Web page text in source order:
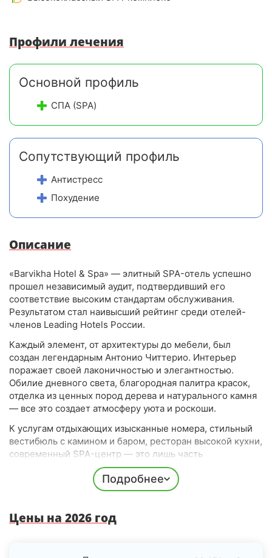
Профили лечения
Основной профиль
СПА (SPA)
Сопутствующий профиль
Антистресс
Похудение
Описание
«Barvikha Hotel & Spa» — элитный SPA-отель успешно
прошел независимый аудит, подтвердивший его
соответствие высоким стандартам обслуживания.
Результатом стал наивысший рейтинг среди отелей-
членов Leading Hotels России.
Каждый элемент, от архитектуры до мебели, был
создан легендарным Антонио Читтерио. Интерьер
поражает своей лаконичностью и элегантностью.
Обилие дневного света, благородная палитра красок,
отделка из ценных пород дерева и натурального камня
— все это создает атмосферу уюта и роскоши.
К услугам отдыхающих изысканные номера, стильный
вестибюль с камином и баром, ресторан высокой кухни,
современный SPA-центр — это лишь часть
предлагаемых удобств! Кроме того, имеются банкетный
зал и конференц-залы с выходом на террасу, а также
внутренний двор с зоной отдыха на открытом воздухе.
кофе и ощущения, что ты в самом сердце роскоши!
Подробнее
Цены на 2026 год